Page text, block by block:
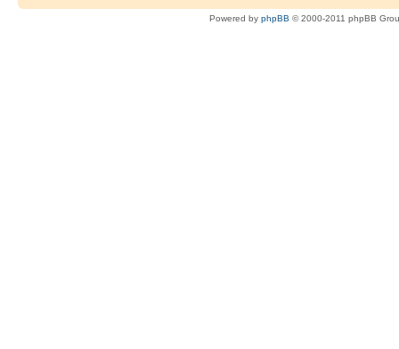
Powered by phpBB © 2000-2011 phpBB